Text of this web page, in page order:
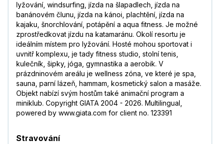
lyžování, windsurfing, jízda na šlapadlech, jízda na
banánovém člunu, jízda na kánoi, plachtění, jízda na
kajaku, šnorchlování, potápění a aqua fitness. Je možné
zprostředkovat jízdu na katamaránu. Okolí resortu je
ideálním místem pro lyžování. Hosté mohou sportovat i
uvnitř komplexu, je tady fitness studio, stolní tenis,
kulečník, šipky, jóga, gymnastika a aerobik. V
prázdninovém areálu je wellness zóna, ve které je spa,
sauna, parní lázeň, hammam, kosmetický salon a masáže.
Objekt nabízí svým hostům také animační program a
miniklub. Copyright GIATA 2004 - 2026. Multilingual,
powered by www.giata.com for client no. 123391
Stravování